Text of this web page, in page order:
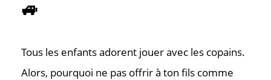
🚙
Tous les enfants adorent jouer avec les copains.
Alors, pourquoi ne pas offrir à ton fils comme